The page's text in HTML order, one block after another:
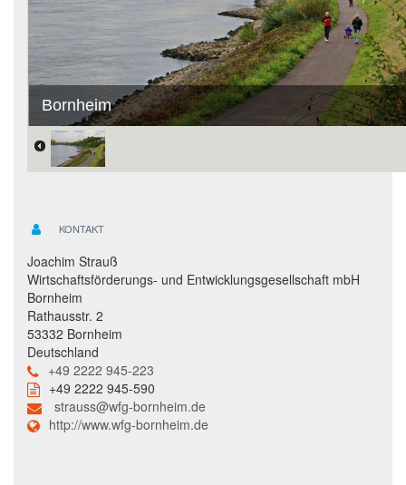
Bornheim
KONTAKT
Joachim Strauß
Wirtschaftsförderungs- und Entwicklungsgesellschaft mbH
Bornheim
Rathausstr. 2
53332 Bornheim
Deutschland
+49 2222 945-223
+49 2222 945-590
strauss@wfg-bornheim.de
http://www.wfg-bornheim.de